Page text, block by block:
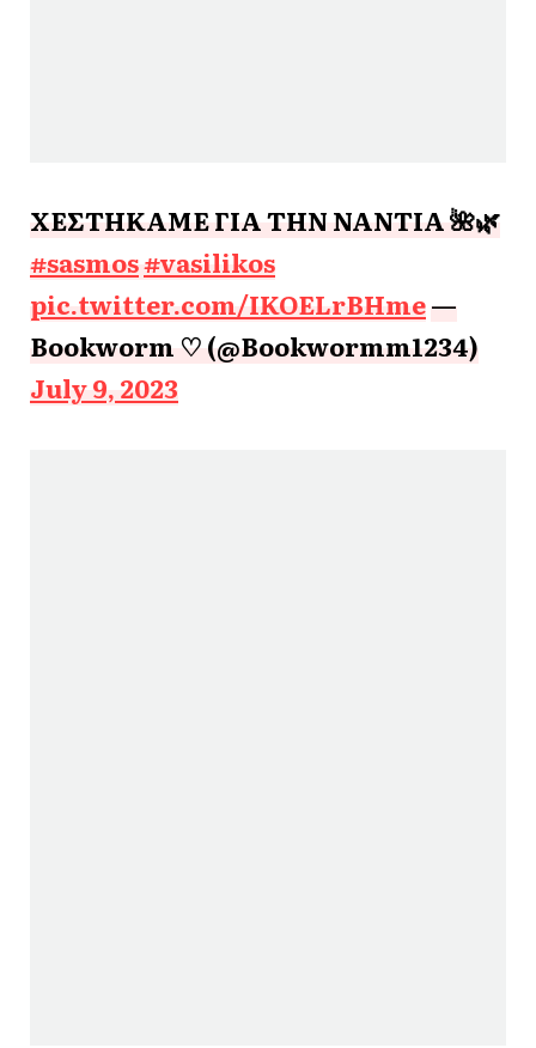
ΧΕΣΤΗΚΑΜΕ ΓΙΑ ΤΗΝ ΝΑΝΤΙΑ 🌺🌿
#sasmos#vasilikos
pic.twitter.com/IKOELrBHme—
Bookworm ♡ (@Bookwormm1234)
July 9, 2023